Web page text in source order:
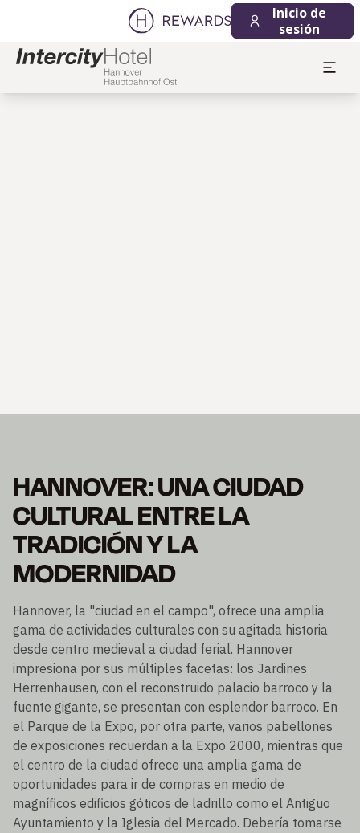
Inicio de
sesión
HANNOVER: UNA CIUDAD
CULTURAL ENTRE LA
TRADICIÓN Y LA
MODERNIDAD
Hannover, la "ciudad en el campo", ofrece una amplia
gama de actividades culturales con su agitada historia
desde centro medieval a ciudad ferial. Hannover
impresiona por sus múltiples facetas: los Jardines
Herrenhausen, con el reconstruido palacio barroco y la
fuente gigante, se presentan con esplendor barroco. En
el Parque de la Expo, por otra parte, varios pabellones
de exposiciones recuerdan a la Expo 2000, mientras que
el centro de la ciudad ofrece una amplia gama de
oportunidades para ir de compras en medio de
magníficos edificios góticos de ladrillo como el Antiguo
Ayuntamiento y la Iglesia del Mercado. Debería tomarse